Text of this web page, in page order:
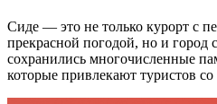
Сиде — это не только курорт с
прекрасной погодой, но и город
сохранились многочисленные
которые привлекают туристов со